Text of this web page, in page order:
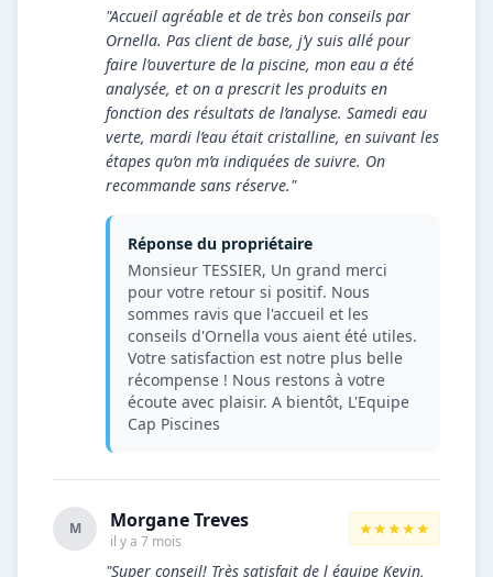
"Accueil agréable et de très bon conseils par
Ornella. Pas client de base, j’y suis allé pour
faire l’ouverture de la piscine, mon eau a été
analysée, et on a prescrit les produits en
fonction des résultats de l’analyse. Samedi eau
verte, mardi l’eau était cristalline, en suivant les
étapes qu’on m’a indiquées de suivre. On
recommande sans réserve."
Réponse du propriétaire
Monsieur TESSIER, Un grand merci
pour votre retour si positif. Nous
sommes ravis que l'accueil et les
conseils d'Ornella vous aient été utiles.
Votre satisfaction est notre plus belle
récompense ! Nous restons à votre
écoute avec plaisir. A bientôt, L'Equipe
Cap Piscines
M Morgane Treves
il y a 7 mois
★★★★★
"Super conseil! Très satisfait de l équipe Kevin,